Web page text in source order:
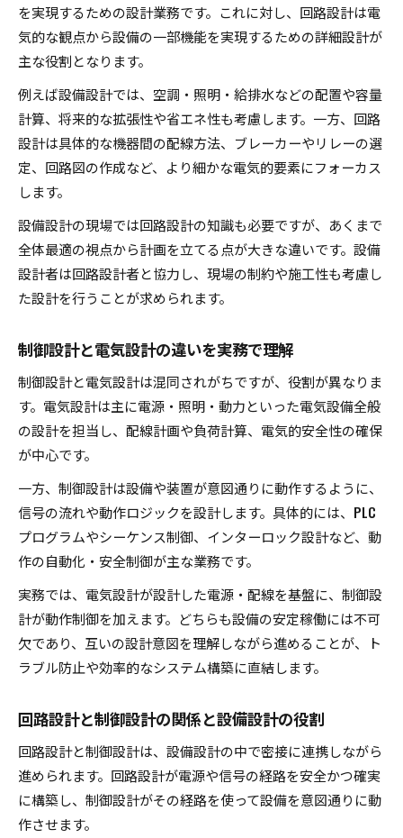
を実現するための設計業務です。これに対し、回路設計は電
気的な観点から設備の一部機能を実現するための詳細設計が
主な役割となります。
例えば設備設計では、空調・照明・給排水などの配置や容量
計算、将来的な拡張性や省エネ性も考慮します。一方、回路
設計は具体的な機器間の配線方法、ブレーカーやリレーの選
定、回路図の作成など、より細かな電気的要素にフォーカス
します。
設備設計の現場では回路設計の知識も必要ですが、あくまで
全体最適の視点から計画を立てる点が大きな違いです。設備
設計者は回路設計者と協力し、現場の制約や施工性も考慮し
た設計を行うことが求められます。
制御設計と電気設計の違いを実務で理解
制御設計と電気設計は混同されがちですが、役割が異なりま
す。電気設計は主に電源・照明・動力といった電気設備全般
の設計を担当し、配線計画や負荷計算、電気的安全性の確保
が中心です。
一方、制御設計は設備や装置が意図通りに動作するように、
信号の流れや動作ロジックを設計します。具体的には、PLC
プログラムやシーケンス制御、インターロック設計など、動
作の自動化・安全制御が主な業務です。
実務では、電気設計が設計した電源・配線を基盤に、制御設
計が動作制御を加えます。どちらも設備の安定稼働には不可
欠であり、互いの設計意図を理解しながら進めることが、ト
ラブル防止や効率的なシステム構築に直結します。
回路設計と制御設計の関係と設備設計の役割
回路設計と制御設計は、設備設計の中で密接に連携しながら
進められます。回路設計が電源や信号の経路を安全かつ確実
に構築し、制御設計がその経路を使って設備を意図通りに動
作させます。